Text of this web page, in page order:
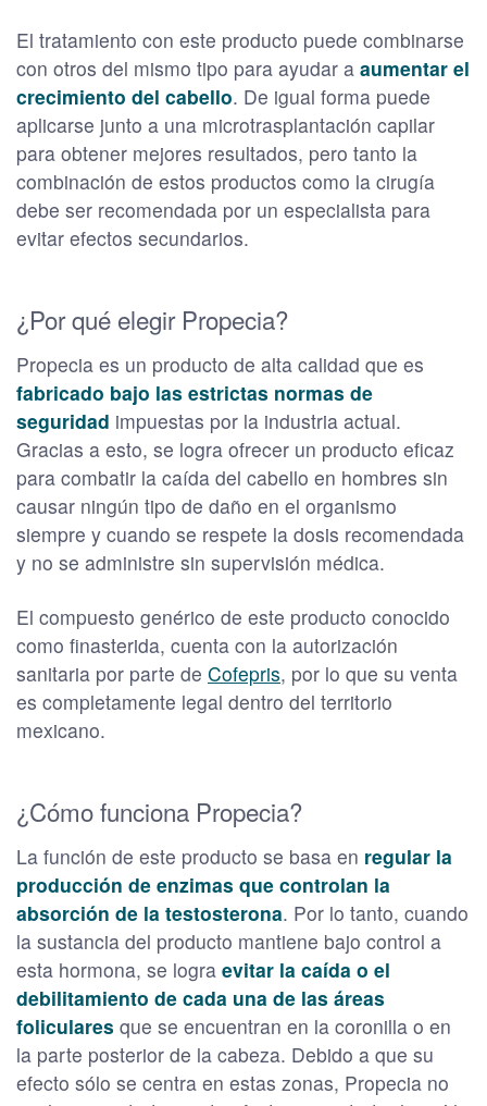
El tratamiento con este producto puede combinarse
con otros del mismo tipo para ayudar a aumentar el
crecimiento del cabello. De igual forma puede
aplicarse junto a una microtrasplantación capilar
para obtener mejores resultados, pero tanto la
combinación de estos productos como la cirugía
debe ser recomendada por un especialista para
evitar efectos secundarios.
¿Por qué elegir Propecia?
Propecia es un producto de alta calidad que es
fabricado bajo las estrictas normas de
seguridad impuestas por la industria actual.
Gracias a esto, se logra ofrecer un producto eficaz
para combatir la caída del cabello en hombres sin
causar ningún tipo de daño en el organismo
siempre y cuando se respete la dosis recomendada
y no se administre sin supervisión médica.
El compuesto genérico de este producto conocido
como finasterida, cuenta con la autorización
sanitaria por parte de Cofepris, por lo que su venta
es completamente legal dentro del territorio
mexicano.
¿Cómo funciona Propecia?
La función de este producto se basa en regular la
producción de enzimas que controlan la
absorción de la testosterona. Por lo tanto, cuando
la sustancia del producto mantiene bajo control a
esta hormona, se logra evitar la caída o el
debilitamiento de cada una de las áreas
foliculares que se encuentran en la coronilla o en
la parte posterior de la cabeza. Debido a que su
efecto sólo se centra en estas zonas, Propecia no